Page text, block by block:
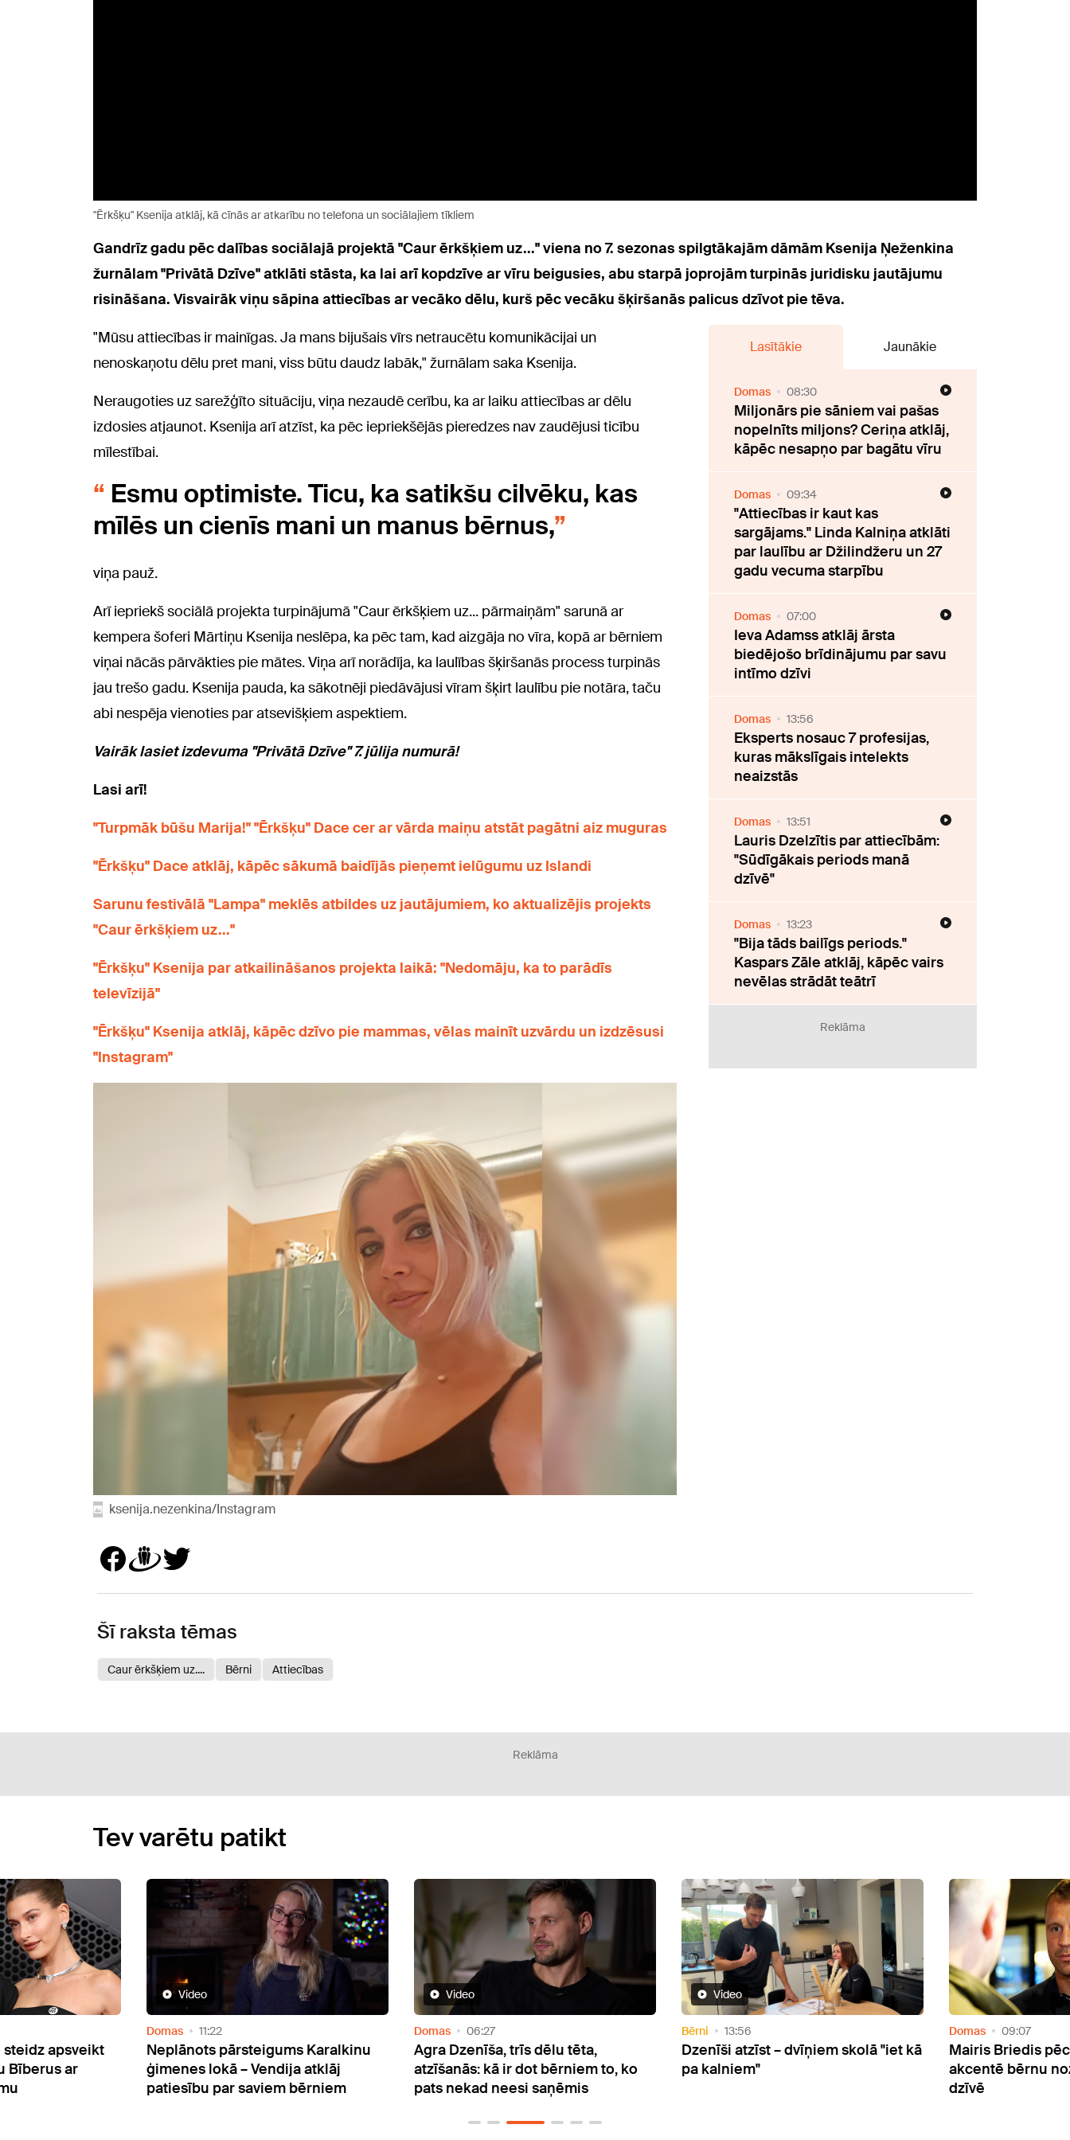
"Ērkšķu" Ksenija atklāj, kā cīnās ar atkarību no telefona un sociālajiem tīkliem
Gandrīz gadu pēc dalības sociālajā projektā "Caur ērkšķiem uz..." viena no 7. sezonas spilgtākajām dāmām Ksenija Ņeženkina
žurnālam "Privātā Dzīve" atklāti stāsta, ka lai arī kopdzīve ar vīru beigusies, abu starpā joprojām turpinās juridisku jautājumu
risināšana. Visvairāk viņu sāpina attiecības ar vecāko dēlu, kurš pēc vecāku šķiršanās palicus dzīvot pie tēva.
"Mūsu attiecības ir mainīgas. Ja mans bijušais vīrs netraucētu komunikācijai un
nenoskaņotu dēlu pret mani, viss būtu daudz labāk," žurnālam saka Ksenija.
Neraugoties uz sarežģīto situāciju, viņa nezaudē cerību, ka ar laiku attiecības ar dēlu
izdosies atjaunot. Ksenija arī atzīst, ka pēc iepriekšējās pieredzes nav zaudējusi ticību
mīlestībai.
Esmu optimiste. Ticu, ka satikšu cilvēku, kas
mīlēs un cienīs mani un manus bērnus,
viņa pauž.
Arī iepriekš sociālā projekta turpinājumā "Caur ērkšķiem uz... pārmaiņām" sarunā ar
kempera šoferi Mārtiņu Ksenija neslēpa, ka pēc tam, kad aizgāja no vīra, kopā ar bērniem
viņai nācās pārvākties pie mātes. Viņa arī norādīja, ka laulības šķiršanās process turpinās
jau trešo gadu. Ksenija pauda, ka sākotnēji piedāvājusi vīram šķirt laulību pie notāra, taču
abi nespēja vienoties par atsevišķiem aspektiem.
Vairāk lasiet izdevuma "Privātā Dzīve" 7. jūlija numurā!
Lasi arī!
"Turpmāk būšu Marija!" "Ērkšķu" Dace cer ar vārda maiņu atstāt pagātni aiz muguras
"Ērkšķu" Dace atklāj, kāpēc sākumā baidījās pieņemt ielūgumu uz Islandi
Sarunu festivālā "Lampa" meklēs atbildes uz jautājumiem, ko aktualizējis projekts
"Caur ērkšķiem uz..."
"Ērkšķu" Ksenija par atkailināšanos projekta laikā: "Nedomāju, ka to parādīs
televīzijā"
"Ērkšķu" Ksenija atklāj, kāpēc dzīvo pie mammas, vēlas mainīt uzvārdu un izdzēsusi
"Instagram"
ksenija.nezenkina/Instagram
Lasītākie Jaunākie
Domas 08:30
Miljonārs pie sāniem vai pašas
nopelnīts miljons? Ceriņa atklāj,
kāpēc nesapņo par bagātu vīru
Domas 09:34
"Attiecības ir kaut kas
sargājams." Linda Kalniņa atklāti
par laulību ar Džilindžeru un 27
gadu vecuma starpību
Domas 07:00
Ieva Adamss atklāj ārsta
biedējošo brīdinājumu par savu
intīmo dzīvi
Domas 13:56
Eksperts nosauc 7 profesijas,
kuras mākslīgais intelekts
neaizstās
Domas 13:51
Lauris Dzelzītis par attiecībām:
"Sūdīgākais periods manā
dzīvē"
Domas 13:23
"Bija tāds bailīgs periods."
Kaspars Zāle atklāj, kāpēc vairs
nevēlas strādāt teātrī
Reklāma
Šī raksta tēmas
Caur ērkšķiem uz.... Bērni Attiecības
Reklāma
Tev varētu patikt
steidz apsveikt
Bīberus ar
Video
Domas 11:22
Neplānots pārsteigums Karalkinu
ģimenes lokā – Vendija atklāj
patiesību par saviem bērniem
Video
Domas 06:27
Agra Dzenīša, trīs dēlu tēta,
atzīšanās: kā ir dot bērniem to, ko
pats nekad neesi saņēmis
Video
Bērni 13:56
Dzenīši atzīst – dvīņiem skolā "iet kā
pa kalniem"
Domas 09:07
Mairis Briedis
akcentē bērnu
dzīvē